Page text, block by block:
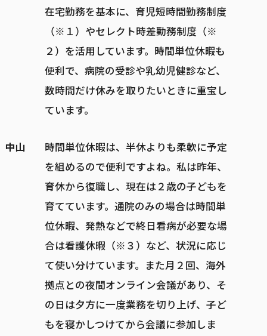
在宅勤務を基本に、育児短時間勤務制度
（※１）やセレクト時差勤務制度（※
２）を活用しています。時間単位休暇も
便利で、病院の受診や乳幼児健診など、
数時間だけ休みを取りたいときに重宝し
ています。
中山
時間単位休暇は、半休よりも柔軟に予定
を組めるので便利ですよね。私は昨年、
育休から復職し、現在は２歳の子どもを
育てています。通院のみの場合は時間単
位休暇、発熱などで終日看病が必要な場
合は看護休暇（※３）など、状況に応じ
て使い分けています。また月２回、海外
拠点との夜間オンライン会議があり、そ
の日は夕方に一度業務を切り上げ、子ど
もを寝かしつけてから会議に参加しま